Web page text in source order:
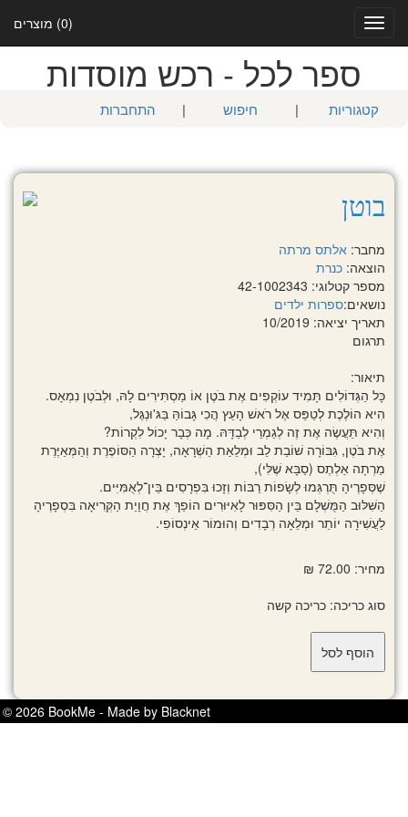
(0) מוצרים
Toggle
navigation
ספר לכל - רכש מוסדות
קטגוריות | חיפוש | התחברות
בוטן
מחבר: אלתס מרתה
הוצאה: כנרת
מספר קטלוגי: 42-1002343
נושאים:ספרות ילדים
תאריך יציאה: 10/2019
תרגום
תיאור:
כָּל הַגְּדוֹלִים תָּמִיד עוֹקְפִים אֶת בֹּטֶן אוֹ מַסְתִּירִים לָהּ, וּלְבֹטֶן נִמְאָס.
הִיא הוֹלֶכֶת לְטַפֵּס אֶל רֹאשׁ הָעֵץ הֲכִי גָּבוֹהַּ בַּגּ'וּנְגֶּל,
וְהִיא תַּעֲשֶׂה אֶת זֶה לְגַמְרֵי לְבַדָּהּ. מָה כְּבָר יָכוֹל לִקְרוֹת?
אֶת בֹּטֶן, גִּבּוֹרָה שׁוֹבַת לֵב וּמְלֵאַת הַשְׁרָאָה, יָצְרָה הַסּוֹפֶרֶת וְהַמְּאַיֶּרֶת
מַרְתָה אַלְתֶס (סַבָּא שֶׁלִּי),
שֶׁסְּפָרֶיהָ תֻּרְגְּמוּ לְשָׂפוֹת רַבּוֹת וְזָכוּ בִּפְרָסִים בֵּין־לְאֻמִּיִּים.
הַשִּׁלּוּב הַמֻּשְׁלָם בֵּין הַסִּפּוּר לָאִיּוּרִים הוֹפֵךְ אֶת חֲוָיַת הַקְּרִיאָה בִּסְפָרֶיהָ
לַעֲשִׁירָה יוֹתֵר וּמְלֵאָה רְבָדִים וְהוּמוֹר אֵינְסוֹפִי.
מחיר: 72.00 ₪
סוג כריכה: כריכה קשה
© 2026 BookMe - Made by Blacknet